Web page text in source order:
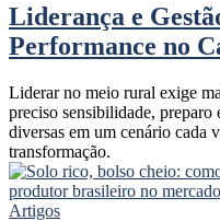
Liderança e
Performance no
Liderar no meio rural exige
preciso sensibilidade, preparo
diversas em um cenário cada
transformação.
Artigos